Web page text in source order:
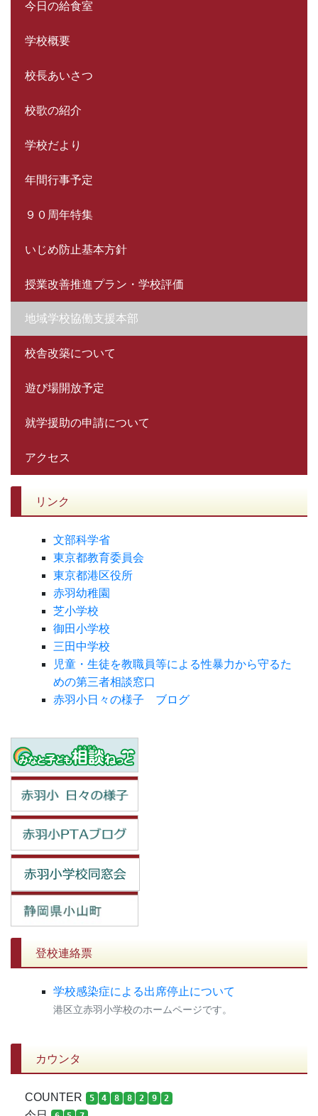
今日の給食室
学校概要
校長あいさつ
校歌の紹介
学校だより
年間行事予定
９０周年特集
いじめ防止基本方針
授業改善推進プラン・学校評価
地域学校協働支援本部
校舎改築について
遊び場開放予定
就学援助の申請について
アクセス
リンク
文部科学省
東京都教育委員会
東京都港区役所
赤羽幼稚園
芝小学校
御田小学校
三田中学校
児童・生徒を教職員等による性暴力から守るた
めの第三者相談窓口
赤羽小日々の様子 ブログ
登校連絡票
学校感染症による出席停止について
港区立赤羽小学校のホームページです。
カウンタ
COUNTER 5 4 8 8 2 9 2